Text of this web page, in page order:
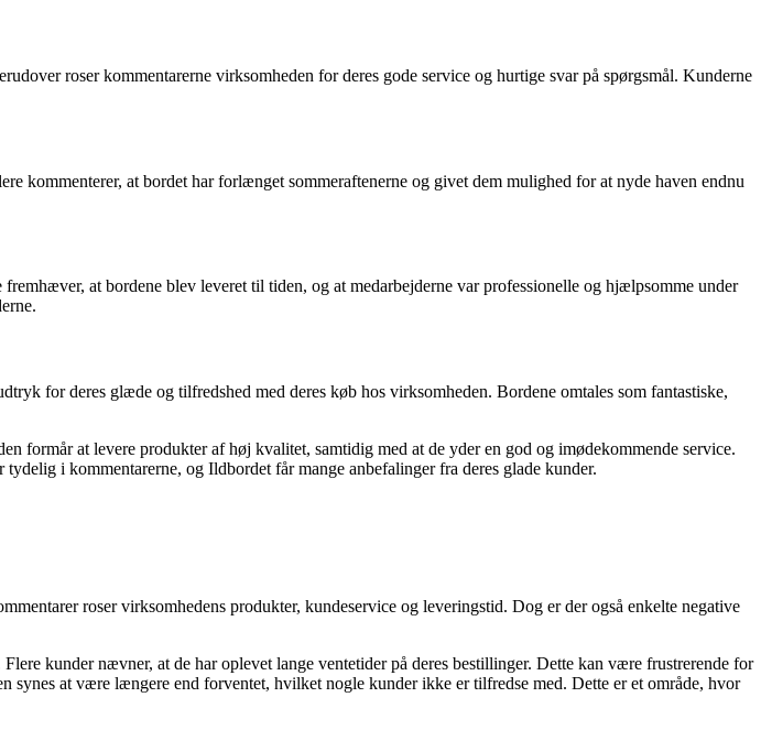
roser kommentarerne virksomheden for deres gode service og hurtige svar på spørgsmål. Kunderne
kommenterer, at bordet har forlænget sommeraftenerne og givet dem mulighed for at nyde haven endnu
at bordene blev leveret til tiden, og at medarbejderne var professionelle og hjælpsomme under
for deres glæde og tilfredshed med deres køb hos virksomheden. Bordene omtales som fantastiske,
formår at levere produkter af høj kvalitet, samtidig med at de yder en god og imødekommende service.
i kommentarerne, og Ildbordet får mange anbefalinger fra deres glade kunder.
roser virksomhedens produkter, kundeservice og leveringstid. Dog er der også enkelte negative
kunder nævner, at de har oplevet lange ventetider på deres bestillinger. Dette kan være frustrerende for
at være længere end forventet, hvilket nogle kunder ikke er tilfredse med. Dette er et område, hvor